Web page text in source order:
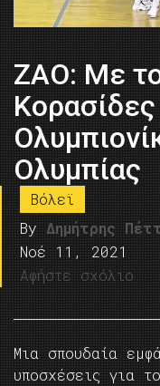
ΖΑΟ: Με το
Ολυμπίας
Βόλεϊ
By Δημήτρης
Νοέ 11, 2021
Αφήστε σχόλιο
Μια σπουδαία
υποσχέσεις για